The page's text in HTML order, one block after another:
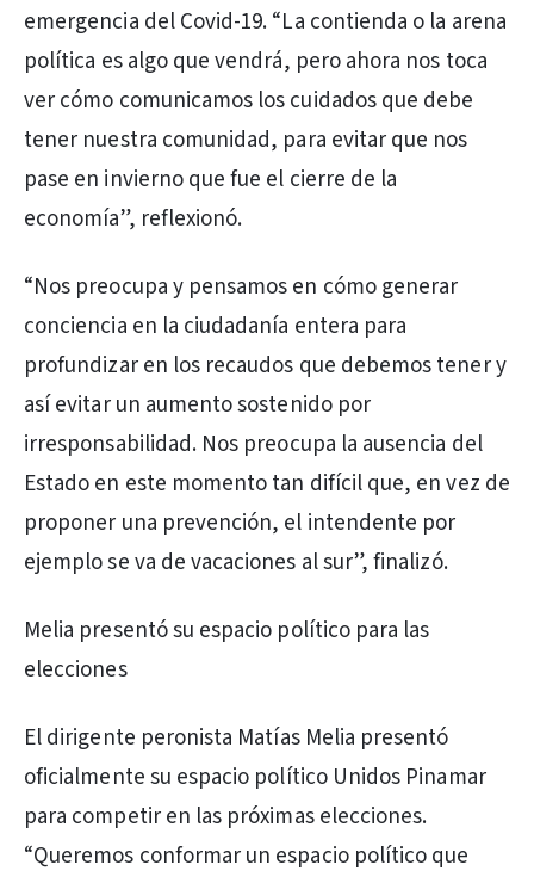
emergencia del Covid-19. “La contienda o la arena
política es algo que vendrá, pero ahora nos toca
ver cómo comunicamos los cuidados que debe
tener nuestra comunidad, para evitar que nos
pase en invierno que fue el cierre de la
economía”, reflexionó.
“Nos preocupa y pensamos en cómo generar
conciencia en la ciudadanía entera para
profundizar en los recaudos que debemos tener y
así evitar un aumento sostenido por
irresponsabilidad. Nos preocupa la ausencia del
Estado en este momento tan difícil que, en vez de
proponer una prevención, el intendente por
ejemplo se va de vacaciones al sur”, finalizó.
Melia presentó su espacio político para las
elecciones
El dirigente peronista Matías Melia presentó
oficialmente su espacio político Unidos Pinamar
para competir en las próximas elecciones.
“Queremos conformar un espacio político que